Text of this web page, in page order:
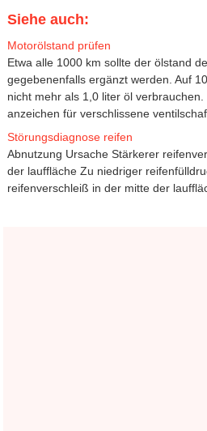
Siehe auch:
Motorölstand prüfen
Etwa alle 1000 km sollte der ölstand
gegebenenfalls ergänzt werden. Auf
nicht mehr als 1,0 liter öl
anzeichen für verschlissene
Störungsdiagnose reifen
Abnutzung Ursache Stärkerer
der lauffläche Zu niedriger
reifenverschleiß in der mitte der